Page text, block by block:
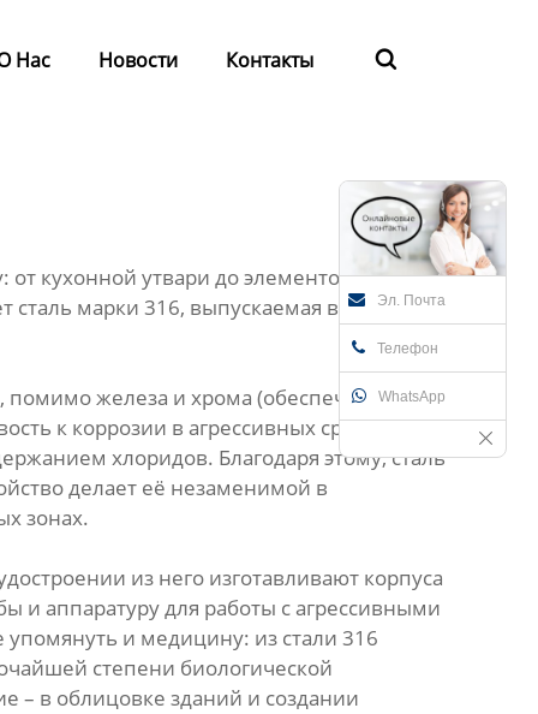
Нас Новости Контакты 
Эл. Почта
Телефон
WhatsApp
кухонной утвари до элементов сложных
марки 316, выпускаемая в виде
помимо железа и хрома (обеспечивающих
к коррозии в агрессивных средах,
хлоридов. Благодаря этому, сталь
делает её незаменимой в
зонах.
из него изготавливают корпуса
и аппаратуру для работы с агрессивными
и медицину: из стали 316
степени биологической
– в облицовке зданий и создании